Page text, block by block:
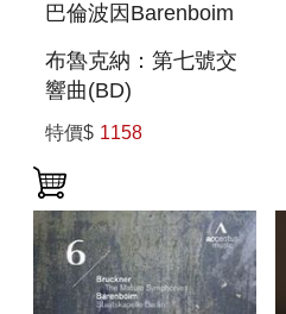
巴倫波因Barenboim
布魯克納：第七號交
響曲(BD)
BRUCKNER:
特價$ 1158